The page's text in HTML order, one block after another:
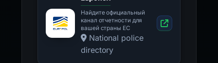
Найдите официальный
канал отчетности для
вашей страны ЕС
National police
directory